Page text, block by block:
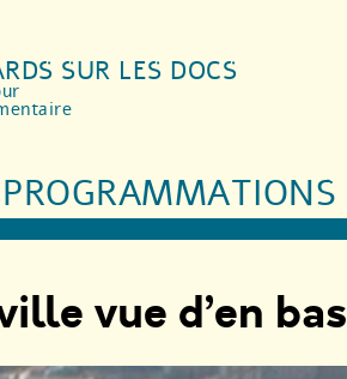
SUR LES DOCS
PROGRAMMATIONS
vue d’en bas